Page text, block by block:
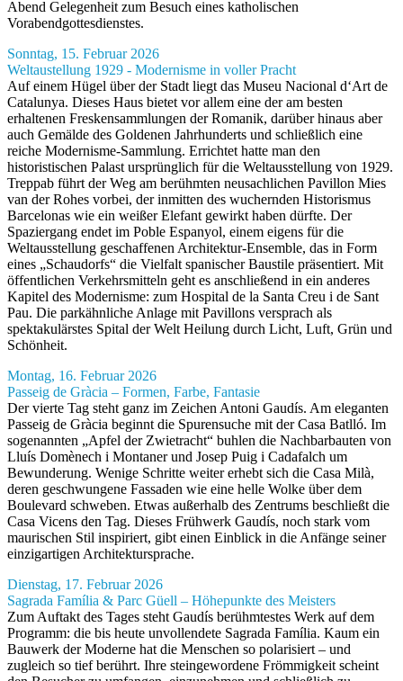
Abend Gelegenheit zum Besuch eines katholischen
Vorabendgottesdienstes.
Sonntag, 15. Februar 2026
Weltaustellung 1929 - Modernisme in voller Pracht
Auf einem Hügel über der Stadt liegt das Museu Nacional d‘Art de
Catalunya. Dieses Haus bietet vor allem eine der am besten
erhaltenen Freskensammlungen der Romanik, darüber hinaus aber
auch Gemälde des Goldenen Jahrhunderts und schließlich eine
reiche Modernisme-Sammlung. Errichtet hatte man den
historistischen Palast ursprünglich für die Weltausstellung von 1929.
Treppab führt der Weg am berühmten neusachlichen Pavillon Mies
van der Rohes vorbei, der inmitten des wuchernden Historismus
Barcelonas wie ein weißer Elefant gewirkt haben dürfte. Der
Spaziergang endet im Poble Espanyol, einem eigens für die
Weltausstellung geschaffenen Architektur-Ensemble, das in Form
eines „Schaudorfs“ die Vielfalt spanischer Baustile präsentiert. Mit
öffentlichen Verkehrsmitteln geht es anschließend in ein anderes
Kapitel des Modernisme: zum Hospital de la Santa Creu i de Sant
Pau. Die parkähnliche Anlage mit Pavillons versprach als
spektakulärstes Spital der Welt Heilung durch Licht, Luft, Grün und
Schönheit.
Montag, 16. Februar 2026
Passeig de Gràcia – Formen, Farbe, Fantasie
Der vierte Tag steht ganz im Zeichen Antoni Gaudís. Am eleganten
Passeig de Gràcia beginnt die Spurensuche mit der Casa Batlló. Im
sogenannten „Apfel der Zwietracht“ buhlen die Nachbarbauten von
Lluís Domènech i Montaner und Josep Puig i Cadafalch um
Bewunderung. Wenige Schritte weiter erhebt sich die Casa Milà,
deren geschwungene Fassaden wie eine helle Wolke über dem
Boulevard schweben. Etwas außerhalb des Zentrums beschließt die
Casa Vicens den Tag. Dieses Frühwerk Gaudís, noch stark vom
maurischen Stil inspiriert, gibt einen Einblick in die Anfänge seiner
einzigartigen Architektursprache.
Dienstag, 17. Februar 2026
Sagrada Família & Parc Güell – Höhepunkte des Meisters
Zum Auftakt des Tages steht Gaudís berühmtestes Werk auf dem
Programm: die bis heute unvollendete Sagrada Família. Kaum ein
Bauwerk der Moderne hat die Menschen so polarisiert – und
zugleich so tief berührt. Ihre steingewordene Frömmigkeit scheint